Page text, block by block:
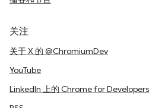
关注
关于 X 的 @ChromiumDev
YouTube
LinkedIn 上的 Chrome for Developers